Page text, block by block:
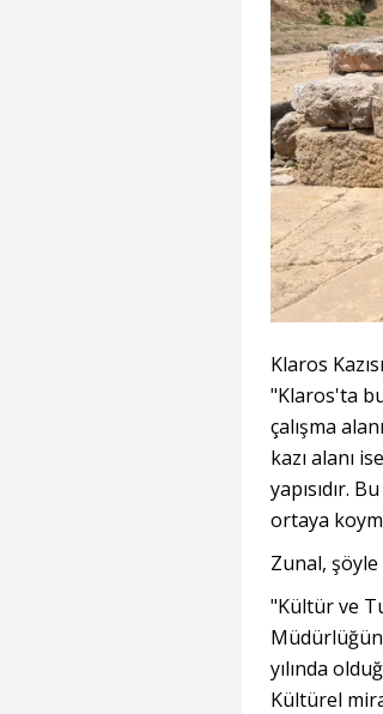
Klaros
"Klaros'ta
çalışma
kazı alanı
yapısıdır.
ortaya
Zunal,
"Kültür ve
yılında
Kültürel